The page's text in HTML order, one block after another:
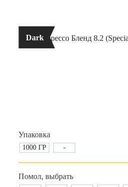
Dark
Упаковка
1000 ГР -
Помол, выбрать